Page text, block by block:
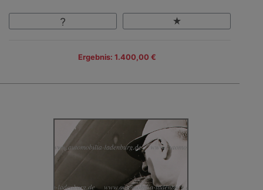
Ergebnis: 1.400,00 €